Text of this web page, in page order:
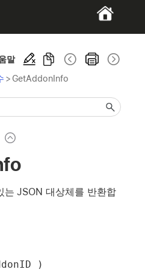
말
> GetAddonInfo
는 JSON 대상체를 반환합
)